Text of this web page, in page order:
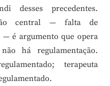
desses precedentes.
central — falta de
é argumento que opera
há regulamentação.
terapeuta